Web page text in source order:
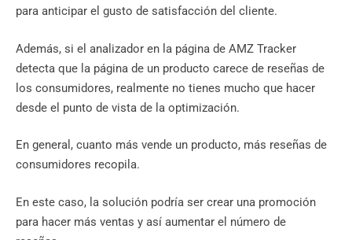
para anticipar el gusto de satisfacción del cliente.
Además, si el analizador en la página de AMZ Tracker
detecta que la página de un producto carece de reseñas de
los consumidores, realmente no tienes mucho que hacer
desde el punto de vista de la optimización.
En general, cuanto más vende un producto, más reseñas de
consumidores recopila.
En este caso, la solución podría ser crear una promoción
para hacer más ventas y así aumentar el número de